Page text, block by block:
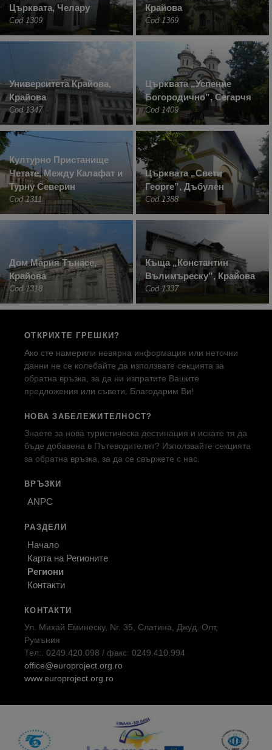
Църквата, Челару
Cod 1309
Крайова
Cod 1369
Университета Крайова,
Крайова
Cod 1347
Църквата „Успение
Богородично”, Сегарчя
Cod 1409
Културно Пристанище
Четате, Между Калафат и
Турну Северин
Cod 1311
Църквата „Свети
Георге”, Дъбулен
Cod 1388
Дом Мария Тънасе,
Крайова
Cod 1318
Къща „Константин
Вълимъреску”, Крайова
Cod 1337
ОТКРИХТЕ ГРЕШКИ?
Ако сте намерили невярна информация или неточни
данни не се колебайте да използвате секцията за
обратна връзка, за да ни изпратите Вашите
предложения или съвети. Благодарим Ви!
НОВА ЗАБЕЛЕЖИТЕЛНОСТ?
Знаете за нова туристическа дестинация и искате тя да
бъде добавена в Пътеводителят? Използвайте секцията
за обратна връзка, за да се свържете с нас.
ВРЪЗКИ
ANPC
РАЗДЕЛИ
Начало
Карта на Регионите
Региони
Контакти
КОНТАКТИ
Ул. Михай Еминеску, Nr. 35, Слатина, Джуд. Олт,
Румъния
Тел:. 0249.420.098 / факс: 0249.410.994
office@europroject.org.ro
www.europroject.org.ro